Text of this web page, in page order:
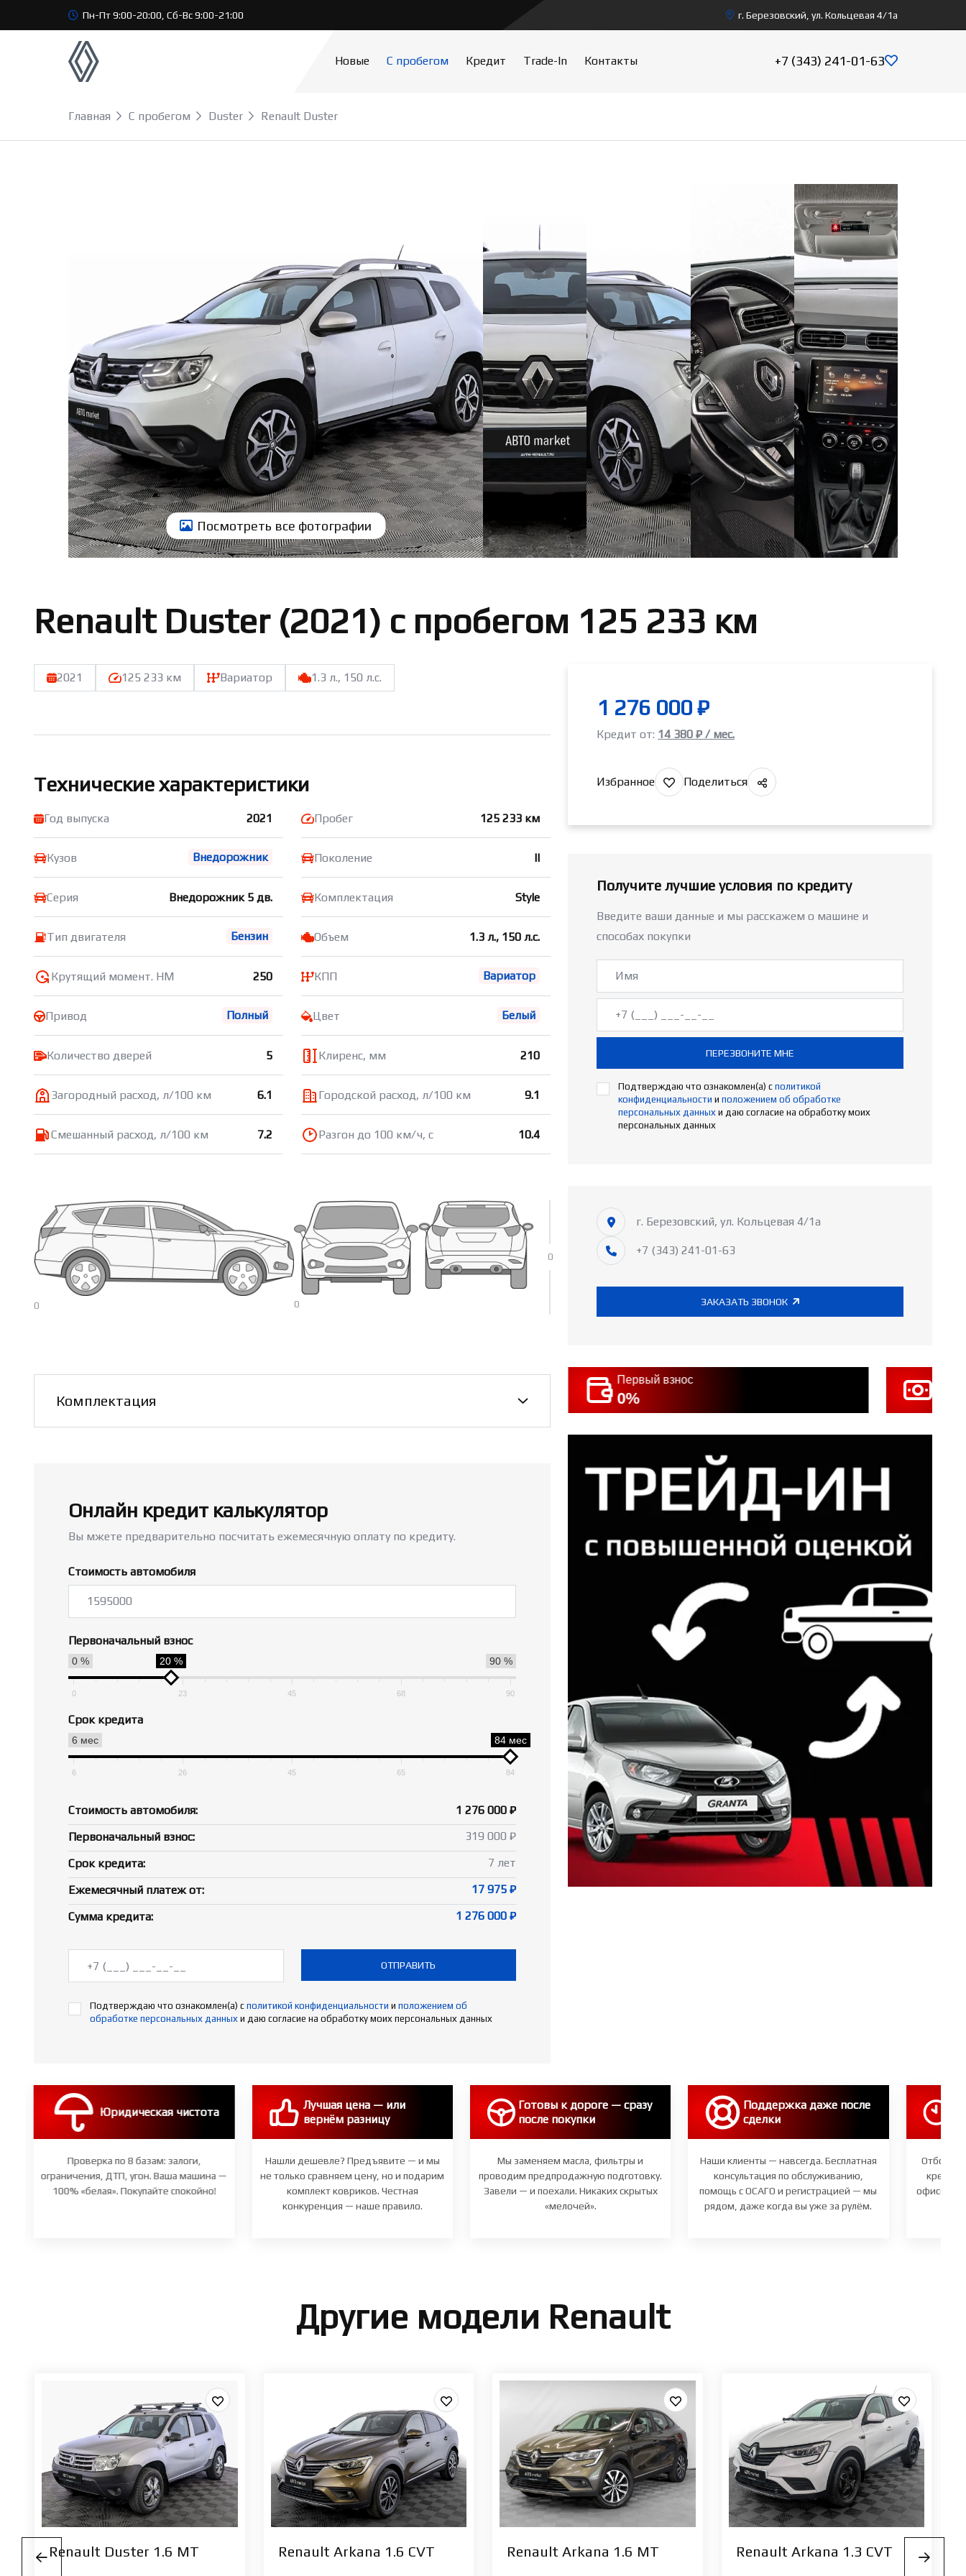
Пн-Пт 9:00-20:00, Сб-Вс 9:00-21:00 г. Березовский, ул. Кольцевая 4/1а
Новые С пробегом Кредит Trade-In Контакты +7 (343) 241-01-63
Главная С пробегом Duster Renault Duster
Посмотреть всe фотографии
Renault Duster (2021) с пробегом 125 233 км
2021 125 233 км Вариатор 1.3 л., 150 л.с.
Технические характеристики
Год выпуска 2021 Пробег 125 233 км
Кузов Внедорожник Поколение II
Серия Внедорожник 5 дв. Комплектация Style
Тип двигателя Бензин Объем 1.3 л., 150 л.с.
Крутящий момент. НМ 250 КПП Вариатор
Привод Полный Цвет Белый
Количество дверей 5 Клиренс, мм 210
Загородный расход, л/100 км 6.1 Городской расход, л/100 км 9.1
Смешанный расход, л/100 км 7.2 Разгон до 100 км/ч, с 10.4
0 0
0
Комплектация
Онлайн кредит калькулятор
Вы мжете предварительно посчитать ежемесячную оплату по кредиту.
Стоимость автомобиля
Первоначальный взнос
0 % 90 %
20 %
0 23 45 68 90
Срок кредита
6 мес 84 мес
6 26 45 65 84
Стоимость автомобиля:
1 276 000 ₽
Первоначальный взнос:
319 000 ₽
Срок кредита:
7 лет
Ежемесячный платеж от:
17 975 ₽
Сумма кредита:
1 276 000 ₽
ОТПРАВИТЬ
Подтверждаю что ознакомлен(а) с политикой конфиденциальности и положением об
обработке персональных данных и даю согласие на обработку моих персональных данных
1 276 000 ₽
Кредит от: 14 380 ₽ / мес.
Избранное Поделиться
Получите лучшие условия по кредиту
Введите ваши данные и мы расскажем о машине и
способах покупки
ПЕРЕЗВОНИТЕ МНЕ
Подтверждаю что ознакомлен(а) сполитикой
конфиденциальности иположением об обработке
персональных данных и даю согласие на обработку моих
персональных данных
г. Березовский, ул. Кольцевая 4/1а
+7 (343) 241-01-63
ЗАКАЗАТЬ ЗВОНОК
Первый взнос
0%
Юридическая чистота
Проверка по 8 базам: залоги,
ограничения, ДТП, угон. Ваша машина —
100% «белая». Покупайте спокойно!
Лучшая цена — или
вернём разницу
Нашли дешевле? Предъявите — и мы
не только сравняем цену, но и подарим
комплект ковриков. Честная
конкуренция — наше правило.
Готовы к дороге — сразу
после покупки
Мы заменяем масла, фильтры и
проводим предпродажную подготовку.
Завели — и поехали. Никаких скрытых
«мелочей».
Поддержка даже после
сделки
Наши клиенты — навсегда. Бесплатная
консультация по обслуживанию,
помощь с ОСАГО и регистрацией — мы
рядом, даже когда вы уже за рулём.
Отбор
кредит
офисе. Вы
Другие модели Renault
Renault Duster 1.6 МТ Renault Arkana 1.6 CVT Renault Arkana 1.6 МТ Renault Arkana 1.3 CVT